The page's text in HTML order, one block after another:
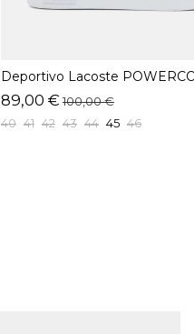
Deportivo Lacoste
89,00 € 100,00 €
40 41 42 43 44 45 46